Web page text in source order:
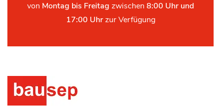
von Montag bis Freitag zwischen 8:00 Uhr und
17:00 Uhrzur Verfügung